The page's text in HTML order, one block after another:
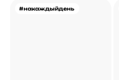
#накаждыйдень